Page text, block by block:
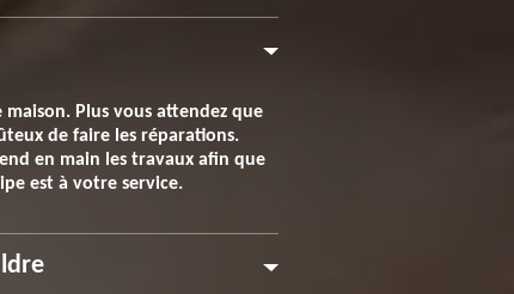
Plus vous attendez que
de faire les réparations.
en main les travaux afin que
est à votre service.